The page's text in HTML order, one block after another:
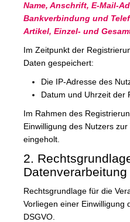
Name, Anschrift, E-Mail-
Bankverbindung und
Artikel, Einzel- und
Im Zeitpunkt der
Daten gespeichert:
Die IP-Adresse des
Datum und Uhrzeit der
Im Rahmen des
Einwilligung des Nutzers
eingeholt.
2.
Datenverarbeitung
Rechtsgrundlage für die
Vorliegen einer Einwilligung
DSGVO.